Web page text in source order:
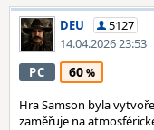
DEU
5127
14.04.2026 23:53
PC
60
Hra Samson byla
zaměřuje na